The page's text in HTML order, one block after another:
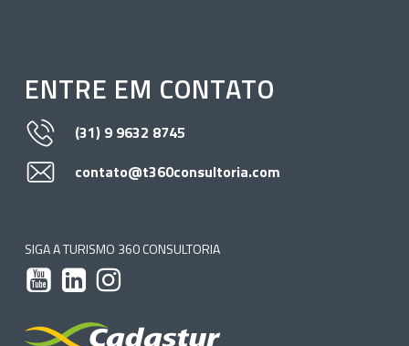
ENTRE EM CONTATO
(31) 9 9632 8745
contato@t360consultoria.com
SIGA A TURISMO 360 CONSULTORIA